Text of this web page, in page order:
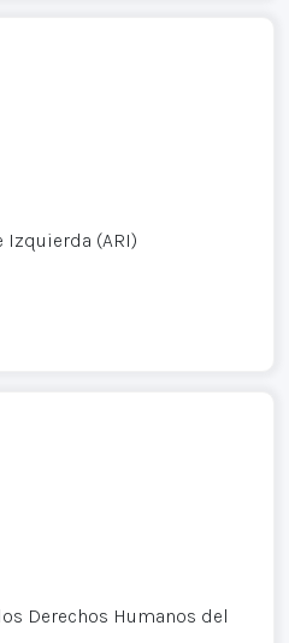
Izquierda (ARI)
Derechos Humanos del